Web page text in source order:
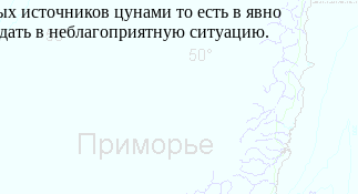
источников цунами то есть в явно
в неблагоприятную ситуацию.